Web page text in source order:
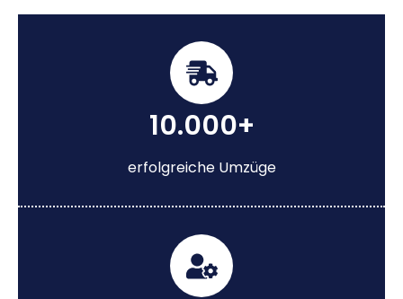
10.000+
erfolgreiche Umzüge